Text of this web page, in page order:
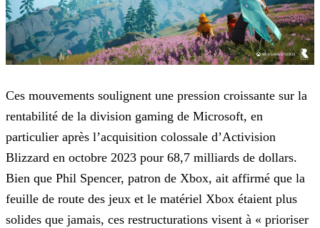
Ces mouvements soulignent une pression croissante sur la
rentabilité de la division gaming de Microsoft, en
particulier après l’acquisition colossale d’Activision
Blizzard en octobre 2023 pour 68,7 milliards de dollars.
Bien que Phil Spencer, patron de Xbox, ait affirmé que la
feuille de route des jeux et le matériel Xbox étaient plus
solides que jamais, ces restructurations visent à « prioriser